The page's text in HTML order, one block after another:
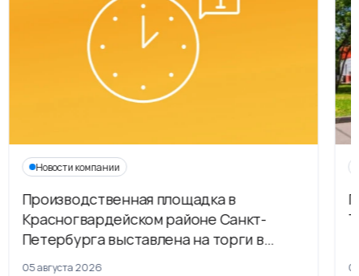
Новости компании
Производственная площадка в
Красногвардейском районе Санкт-
Петербурга выставлена на торги в
рамках приватизации
05 августа 2026